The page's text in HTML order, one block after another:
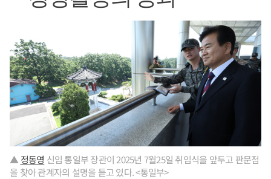
▲ 정동영 신임 통일부 장관이 2025년 7월25일 취임식을 앞두고 판문점
을 찾아 관계자의 설명을 듣고 있다. <통일부>